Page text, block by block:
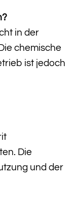
in der
chemische
ist jedoch
Die
und der